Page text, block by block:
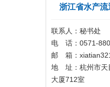
浙江省水产
联系人：秘书处
电 话：0571-
邮 箱：
地 址：杭州市天
大厦712室